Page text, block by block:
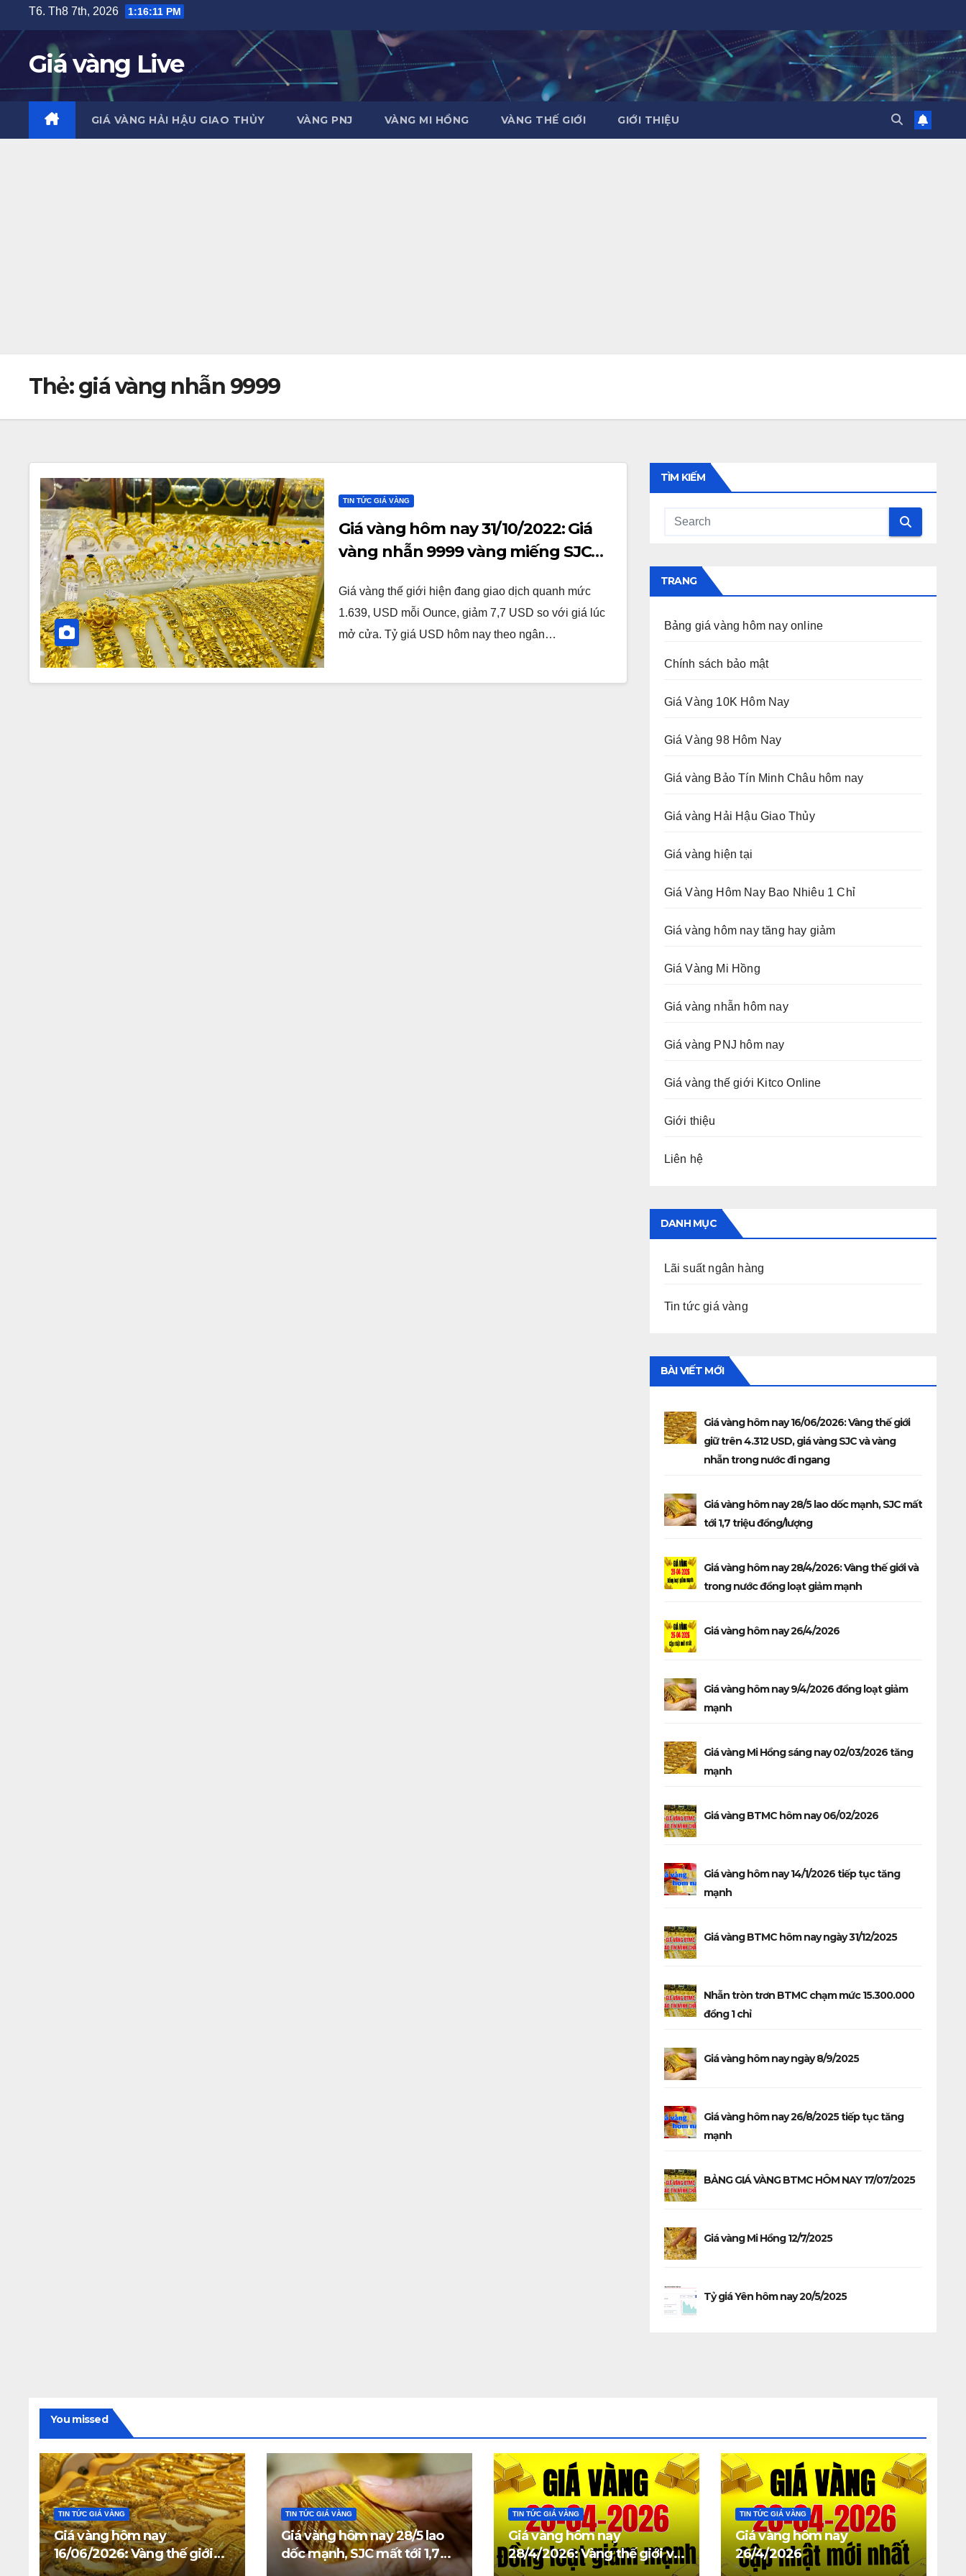
content
T6. Th8 7th, 2026 1:16:12 PM
Giá vàng Live
GIÁ VÀNG HẢI HẬU GIAO THỦY VÀNG PNJ VÀNG MI HỒNG VÀNG THẾ GIỚI GIỚI THIỆU
Thẻ:giá vàng nhẫn 9999
TIN TỨC GIÁ VÀNG
Giá vàng hôm nay 31/10/2022: Giá
vàng nhẫn 9999 vàng miếng SJC
lượng
Giá vàng thế giới hiện đang giao dịch quanh mức
1.639, USD mỗi Ounce, giảm 7,7 USD so với giá lúc
mở cửa. Tỷ giá USD hôm nay theo ngân…
TÌM KIẾM
TRANG
Bảng giá vàng hôm nay online
Chính sách bảo mật
Giá Vàng 10K Hôm Nay
Giá Vàng 98 Hôm Nay
Giá vàng Bảo Tín Minh Châu hôm nay
Giá vàng Hải Hậu Giao Thủy
Giá vàng hiện tại
Giá Vàng Hôm Nay Bao Nhiêu 1 Chỉ
Giá vàng hôm nay tăng hay giảm
Giá Vàng Mi Hồng
Giá vàng nhẫn hôm nay
Giá vàng PNJ hôm nay
Giá vàng thế giới Kitco Online
Giới thiệu
Liên hệ
DANH MỤC
Lãi suất ngân hàng
Tin tức giá vàng
BÀI VIẾT MỚI
Giá vàng hôm nay 16/06/2026: Vàng thế giới
giữ trên 4.312 USD, giá vàng SJC và vàng
nhẫn trong nước đi ngang
Giá vàng hôm nay 28/5 lao dốc mạnh, SJC mất
tới 1,7 triệu đồng/lượng
Giá vàng hôm nay 28/4/2026: Vàng thế giới và
trong nước đồng loạt giảm mạnh
Giá vàng hôm nay 26/4/2026
Giá vàng hôm nay 9/4/2026 đồng loạt giảm
mạnh
Giá vàng Mi Hồng sáng nay 02/03/2026 tăng
mạnh
Giá vàng BTMC hôm nay 06/02/2026
Giá vàng hôm nay 14/1/2026 tiếp tục tăng
mạnh
Giá vàng BTMC hôm nay ngày 31/12/2025
Nhẫn tròn trơn BTMC chạm mức 15.300.000
đồng 1 chỉ
Giá vàng hôm nay ngày 8/9/2025
Giá vàng hôm nay 26/8/2025 tiếp tục tăng
mạnh
BẢNG GIÁ VÀNG BTMC HÔM NAY 17/07/2025
Giá vàng Mi Hồng 12/7/2025
Tỷ giá Yên hôm nay 20/5/2025
You missed
TIN TỨC GIÁ VÀNG
Giá vàng hôm nay
16/06/2026: Vàng thế giới
giữ trên 4.312 USD, giá vàng
TIN TỨC GIÁ VÀNG
Giá vàng hôm nay 28/5 lao
dốc mạnh, SJC mất tới 1,7
triệu đồng/lượng
TIN TỨC GIÁ VÀNG
Giá vàng hôm nay
28/4/2026: Vàng thế giới và
trong nước đồng loạt giảm
TIN TỨC GIÁ VÀNG
Giá vàng hôm nay
26/4/2026